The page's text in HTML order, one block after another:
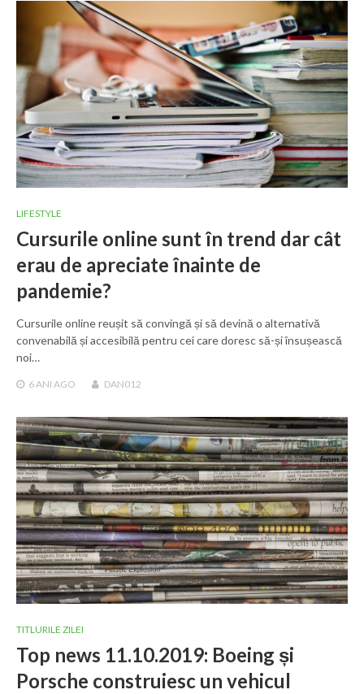
LIFESTYLE
Cursurile online sunt în trend dar cât
erau de apreciate înainte de
pandemie?
Cursurile online reușit să convingă și să devină o alternativă
convenabilă și accesibilă pentru cei care doresc să-și însușească
noi…
6 ANI AGO DAN012
TITLURILE ZILEI
Top news 11.10.2019: Boeing și
Porsche construiesc un vehicul